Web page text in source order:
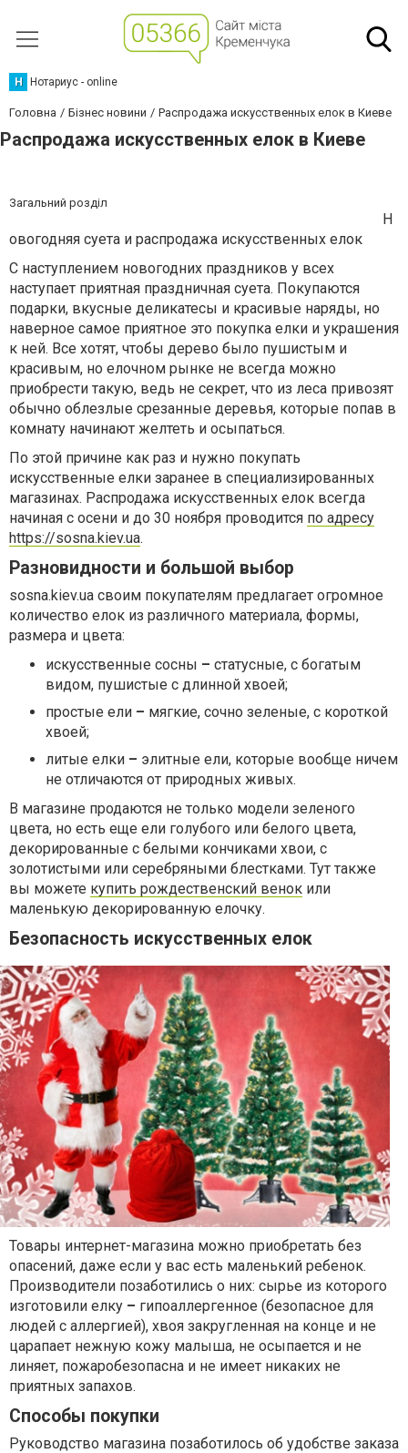
Н Нотариус - online
Головна Бізнес новини Распродажа искусственных елок в Киеве
Распродажа искусственных елок в Киеве
Загальний розділ
Н
овогодняя суета и распродажа искусственных елок
С наступлением новогодних праздников у всех
наступает приятная праздничная суета. Покупаются
подарки, вкусные деликатесы и красивые наряды, но
наверное самое приятное это покупка елки и украшения
к ней. Все хотят, чтобы дерево было пушистым и
красивым, но елочном рынке не всегда можно
приобрести такую, ведь не секрет, что из леса привозят
обычно облезлые срезанные деревья, которые попав в
комнату начинают желтеть и осыпаться.
По этой причине как раз и нужно покупать
искусственные елки заранее в специализированных
магазинах. Распродажа искусственных елок всегда
начиная с осени и до 30 ноября проводится по адресу
https://sosna.kiev.ua.
Разновидности и большой выбор
sosna.kiev.ua своим покупателям предлагает огромное
количество елок из различного материала, формы,
размера и цвета:
искусственные сосны – статусные, с богатым
видом, пушистые с длинной хвоей;
простые ели – мягкие, сочно зеленые, с короткой
хвоей;
литые елки – элитные ели, которые вообще ничем
не отличаются от природных живых.
В магазине продаются не только модели зеленого
цвета, но есть еще ели голубого или белого цвета,
декорированные с белыми кончиками хвои, с
золотистыми или серебряными блестками. Тут также
вы можете купить рождественский венок или
маленькую декорированную елочку.
Безопасность искусственных елок
Товары интернет-магазина можно приобретать без
опасений, даже если у вас есть маленький ребенок.
Производители позаботились о них: сырье из которого
изготовили елку – гипоаллергенное (безопасное для
людей с аллергией), хвоя закругленная на конце и не
царапает нежную кожу малыша, не осыпается и не
линяет, пожаробезопасна и не имеет никаких не
приятных запахов.
Способы покупки
Руководство магазина позаботилось об удобстве заказа